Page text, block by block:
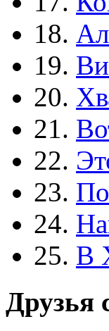
18.
19.
20.
21.
22.
23.
24.
25. В
Друзья